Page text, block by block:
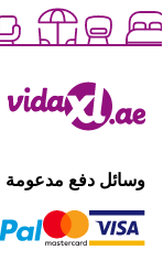
وسائل دفع مدعومة